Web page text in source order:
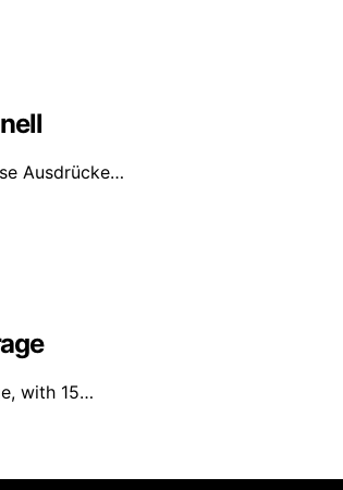
Ausdrücke…
with 15…